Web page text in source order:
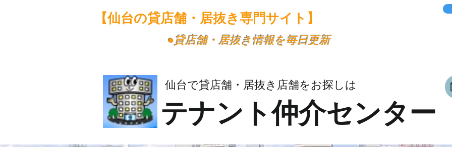
【仙台の貸店舗・居抜き専門サイト】
​●貸店舗・居抜き情報を毎日更新
仙台で貸店舗・居抜き店舗をお探しは
テナント仲介センター